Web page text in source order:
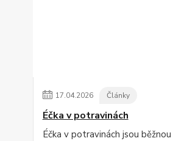
17.04.2026 Články
Éčka v potravinách
Éčka v potravinách jsou běžnou